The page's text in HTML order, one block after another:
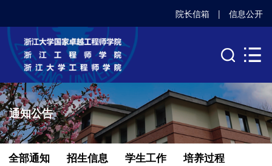
院长信箱 | 信息公开
通知公告
全部通知 招生信息 学生工作
培养过程